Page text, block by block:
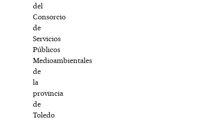
del
Consorcio
de
Servicios
Públicos
Medioambientales
de
la
provincia
de
Toledo